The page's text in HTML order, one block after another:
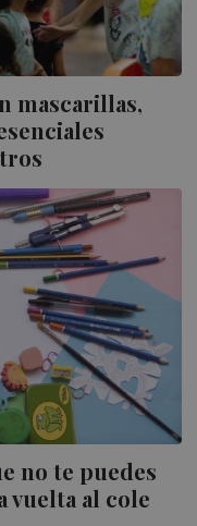
mascarillas,
no te puedes
vuelta al cole